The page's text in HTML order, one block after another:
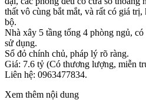
thất vô cùng bắt mắt, và rất có giá
bộ.
Nhà xây 5 tầng tổng 4 phòng ngủ,
sử dụng.
Sổ đỏ chính chủ, pháp lý rõ ràng.
Giá: 7.6 tỷ (Có thương lượng, miễn
Liên hệ: 0963477834.
Xem thêm nội dung